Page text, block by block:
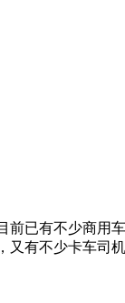
已有不少商用
有不少卡车